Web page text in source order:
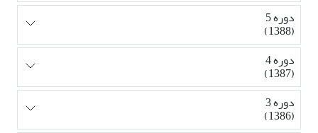
دوره 5
(1388)
دوره 4
(1387)
دوره 3
(1386)